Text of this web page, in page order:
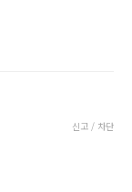
신고 / 차단